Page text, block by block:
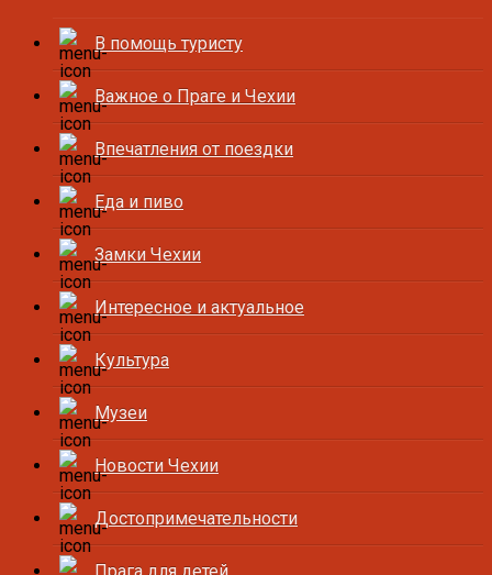
В помощь туристу
Важное о Праге и Чехии
Впечатления от поездки
Еда и пиво
Замки Чехии
Интересное и актуальное
Культура
Музеи
Новости Чехии
Достопримечательности